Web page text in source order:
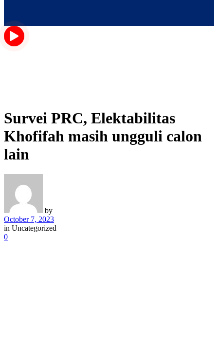
Survei PRC, Elektabilitas
Khofifah masih ungguli calon
lain
by
October 7, 2023
in Uncategorized
0